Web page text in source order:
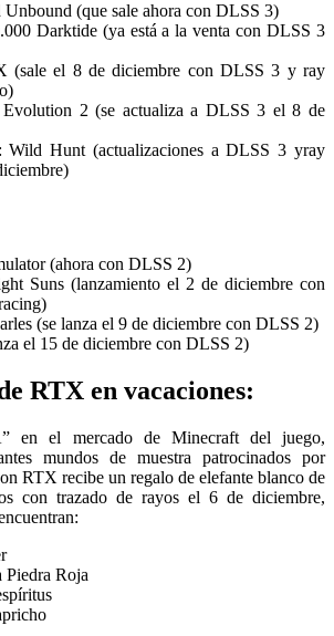
Unbound (que sale ahora con DLSS 3)
Darktide (ya está a la venta con DLSS 3
(sale el 8 de diciembre con DLSS 3 y ray
Evolution 2 (se actualiza a DLSS 3 el 8 de
Wild Hunt (actualizaciones a DLSS 3 yray
(ahora con DLSS 2)
Suns (lanzamiento el 2 de diciembre con
(se lanza el 9 de diciembre con DLSS 2)
el 15 de diciembre con DLSS 2)
RTX en vacaciones:
en el mercado de Minecraft del juego,
mundos de muestra patrocinados por
RTX recibe un regalo de elefante blanco de
con trazado de rayos el 6 de diciembre,
Piedra Roja